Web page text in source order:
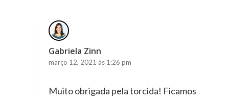
Gabriela Zinn
março 12, 2021 às 1:26 pm
Muito obrigada pela torcida! Ficamos